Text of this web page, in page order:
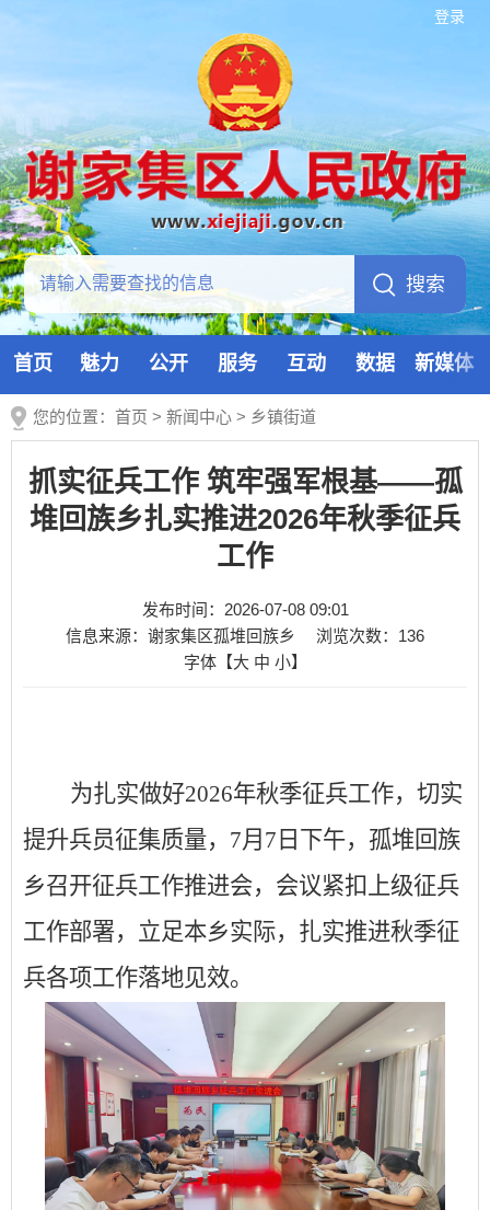
登录
首页 魅力 公开 服务 互动 数据 新媒体
您的位置： 首页 > 新闻中心 > 乡镇街道
抓实征兵工作 筑牢强军根基——孤
堆回族乡扎实推进2026年秋季征兵
工作
发布时间：2026-07-08 09:01
信息来源：谢家集区孤堆回族乡
浏览次数： 136
字体【大 中 小】
为扎实做好2026年秋季征兵工作，切实
提升兵员征集质量，7月7日下午，孤堆回族
乡召开征兵工作推进会，会议紧扣上级征兵
工作部署，立足本乡实际，扎实推进秋季征
兵各项工作落地见效。